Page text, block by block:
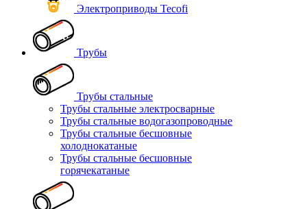
Электроприводы Tecofi
Трубы
Трубы стальные
Трубы стальные электросварные
Трубы стальные водогазопроводные
Трубы стальные бесшовные
холоднокатаные
Трубы стальные бесшовные
горячекатаные